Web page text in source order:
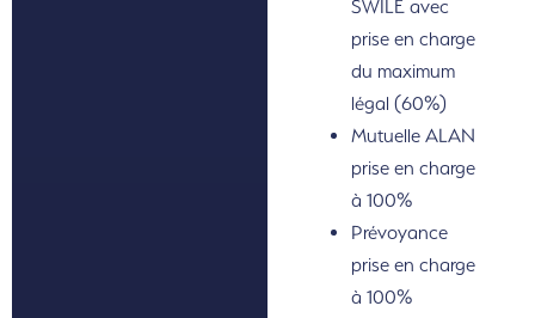
SWILE avec
prise en charge
du maximum
légal (60%)
Mutuelle ALAN
prise en charge
à 100%
Prévoyance
prise en charge
à 100%